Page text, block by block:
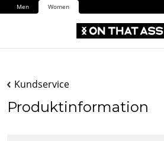
Men Women
Kundservice
Produktinformation